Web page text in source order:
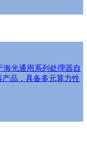
海光通用系列处理器自
品，具备多元算力性